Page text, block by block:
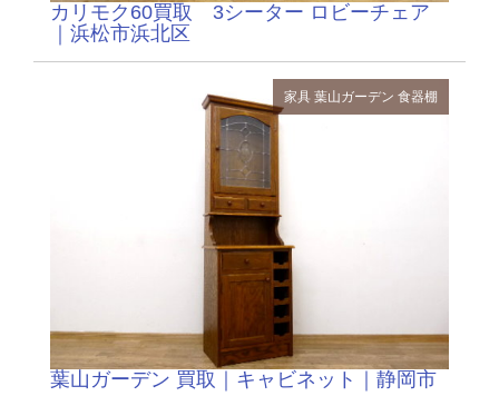
カリモク60買取 3シーター ロビーチェア
｜浜松市浜北区
家具 葉山ガーデン 食器棚
葉山ガーデン 買取｜キャビネット｜静岡市